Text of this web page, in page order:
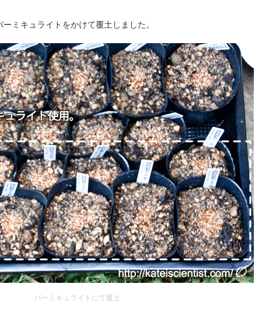
ミキュライトをかけて覆土しました。
バーミキュライトにて覆土